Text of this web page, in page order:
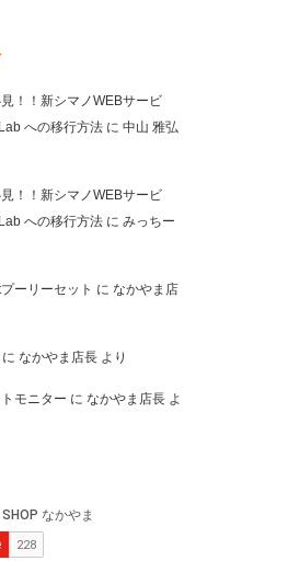
！！新シマノWEBサービ
への移行方法 に 中山 雅弘
！！新シマノWEBサービ
への移行方法 に みっちー
ーリーセット に なかやま店
に なかやま店長 より
モニター に なかやま店長 よ